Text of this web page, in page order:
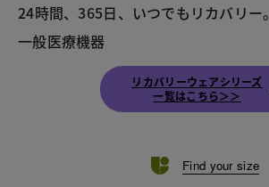
24時間、365日、いつでもリカバリー。
一般医療機器
リカバリーウェアシリーズ
一覧はこちら＞＞
Find your size
LINE X メール